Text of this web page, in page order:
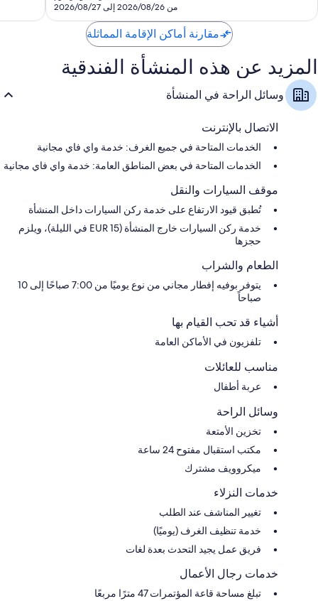
SAR
500
من 2026/08/26 إلى 2026/08/27
مقارنة أماكن الإقامة المماثلة
المزيد عن هذه المنشأة الفندقية
وسائل الراحة في المنشأة
الاتصال بالإنترنت
الخدمات المتاحة في جميع الغرف: خدمة واي فاي مجانية
الخدمات المتاحة في بعض المناطق العامة: خدمة واي فاي مجانية
موقف السيارات والنقل
تُطبق قيود الارتفاع على خدمة ركن السيارات داخل المنشأة
خدمة ركن السيارات خارج المنشأة (EUR 15 في الليلة)، ويلزم
حجزها
الطعام والشراب
يتوفر بوفيه إفطار مجاني من نوع يوميًا من 7:00 صباحًا إلى 10
صباحاً
أشياء قد تحب القيام بها
تلفزيون في الأماكن العامة
مناسب للعائلات
عربة أطفال
وسائل الراحة
تخزين الأمتعة
مكتب استقبال مفتوح 24 ساعة
ميكروويف مشترك
خدمات النزلاء
تغيير المناشف عند الطلب
خدمة تنظيف الغرف (يوميًا)
فريق عمل يجيد التحدث بعدة لغات
خدمات رجال الأعمال
تبلغ مساحة قاعة المؤتمرات 47 مترًا مربعًا